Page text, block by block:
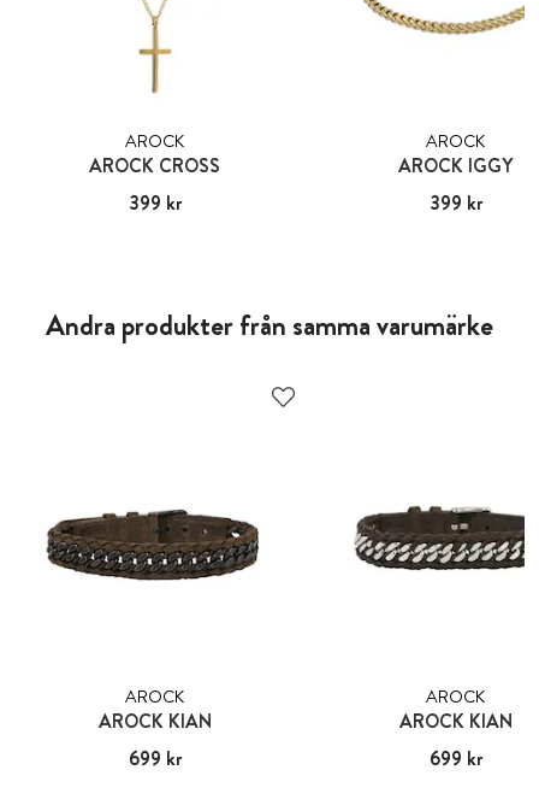
AROCK
AROCK CROSS
Pris:399 kr
399 kr
AROCK
AROCK IGGY
Pris:399 kr
399 kr
Andra produkter från samma varumärke
AROCK
AROCK KIAN
Pris:699 kr
699 kr
AROCK
AROCK KIAN
Pris:699 kr
699 kr